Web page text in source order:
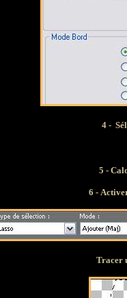
4 -
5 -
6 -
Tracer une